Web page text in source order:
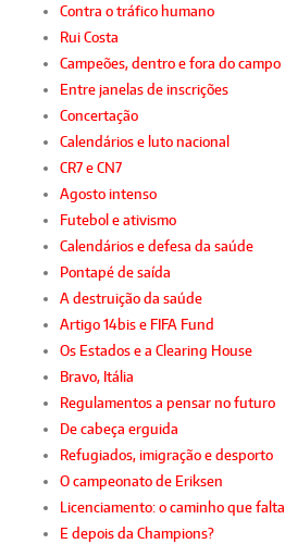
Contra o tráfico humano
Rui Costa
Campeões, dentro e fora do campo
Entre janelas de inscrições
Concertação
Calendários e luto nacional
CR7 e CN7
Agosto intenso
Futebol e ativismo
Calendários e defesa da saúde
Pontapé de saída
A destruição da saúde
Artigo 14bis e FIFA Fund
Os Estados e a Clearing House
Bravo, Itália
Regulamentos a pensar no futuro
De cabeça erguida
Refugiados, imigração e desporto
O campeonato de Eriksen
Licenciamento: o caminho que falta
E depois da Champions?